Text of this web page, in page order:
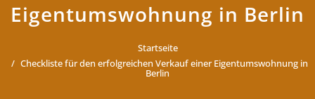
Eigentumswohnung in Berlin
Startseite
Checkliste für den erfolgreichen Verkauf einer Eigentumswohnung in
Berlin